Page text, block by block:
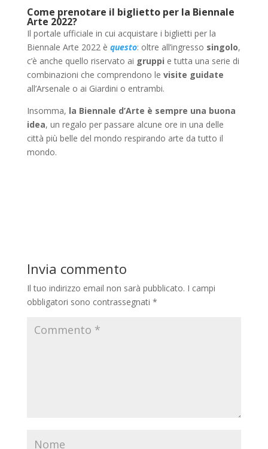
Come prenotare il biglietto per la Biennale
Arte 2022?
Il portale ufficiale in cui acquistare i biglietti per la
Biennale Arte 2022 è questo: oltre all’ingresso singolo,
c’è anche quello riservato ai gruppi e tutta una serie di
combinazioni che comprendono le visite guidate
all’Arsenale o ai Giardini o entrambi.
Insomma, la Biennale d’Arte è sempre una buona
idea, un regalo per passare alcune ore in una delle
città più belle del mondo respirando arte da tutto il
mondo.
Invia commento
Il tuo indirizzo email non sarà pubblicato. I campi
obbligatori sono contrassegnati *